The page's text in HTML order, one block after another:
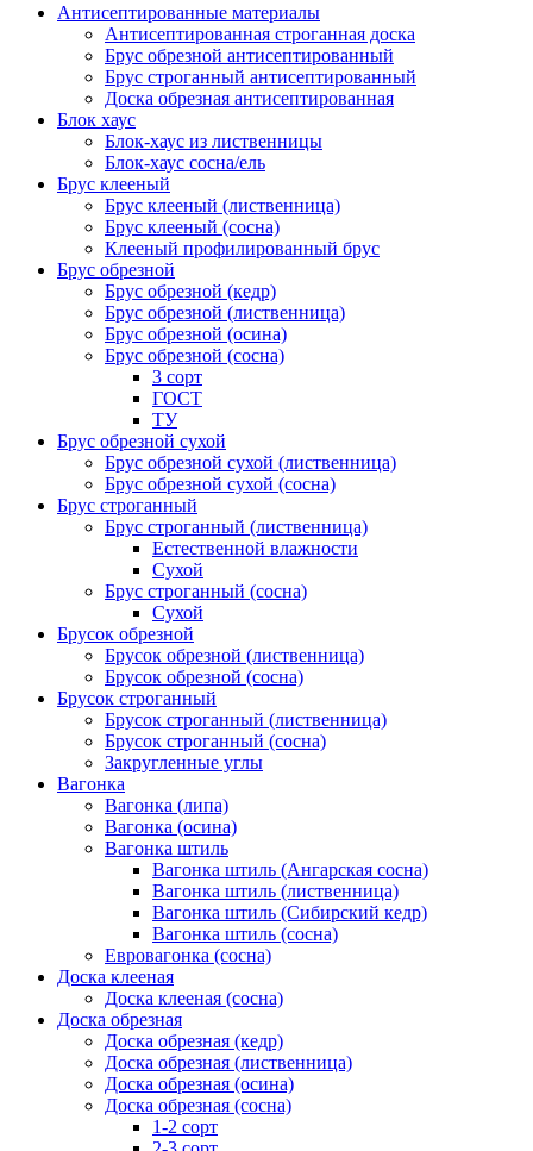
Антисептированные материалы
Антисептированная строганная доска
Брус обрезной антисептированный
Брус строганный антисептированный
Доска обрезная антисептированная
Блок хаус
Блок-хаус из лиственницы
Блок-хаус сосна/ель
Брус клееный
Брус клееный (лиственница)
Брус клееный (сосна)
Клееный профилированный брус
Брус обрезной
Брус обрезной (кедр)
Брус обрезной (лиственница)
Брус обрезной (осина)
Брус обрезной (сосна)
3 сорт
ГОСТ
ТУ
Брус обрезной сухой
Брус обрезной сухой (лиственница)
Брус обрезной сухой (сосна)
Брус строганный
Брус строганный (лиственница)
Естественной влажности
Сухой
Брус строганный (сосна)
Сухой
Брусок обрезной
Брусок обрезной (лиственница)
Брусок обрезной (сосна)
Брусок строганный
Брусок строганный (лиственница)
Брусок строганный (сосна)
Закругленные углы
Вагонка
Вагонка (липа)
Вагонка (осина)
Вагонка штиль
Вагонка штиль (Ангарская сосна)
Вагонка штиль (лиственница)
Вагонка штиль (Сибирский кедр)
Вагонка штиль (сосна)
Евровагонка (сосна)
Доска клееная
Доска клееная (сосна)
Доска обрезная
Доска обрезная (кедр)
Доска обрезная (лиственница)
Доска обрезная (осина)
Доска обрезная (сосна)
1-2 сорт